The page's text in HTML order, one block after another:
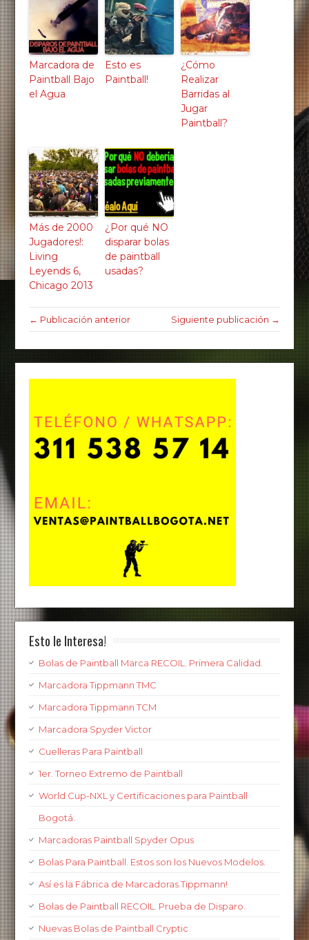
Marcadora de
Paintball Bajo
el Agua
Esto es
Paintball!
¿Cómo
Realizar
Barridas al
Jugar
Paintball?
Más de 2000
Jugadores!:
Living
Leyends 6,
Chicago 2013
¿Por qué NO
disparar bolas
de paintball
usadas?
← Publicación anterior Siguiente publicación →
Esto le Interesa!
Bolas de Paintball Marca RECOIL. Primera Calidad.
Marcadora Tippmann TMC
Marcadora Tippmann TCM
Marcadora Spyder Victor
Cuelleras Para Paintball
1er. Torneo Extremo de Paintball
World Cup-NXL y Certificaciones para Paintball
Bogotá.
Marcadoras Paintball Spyder Opus
Bolas Para Paintball. Estos son los Nuevos Modelos.
Así es la Fábrica de Marcadoras Tippmann!
Bolas de Paintball RECOIL. Prueba de Disparo.
Nuevas Bolas de Paintball Cryptic